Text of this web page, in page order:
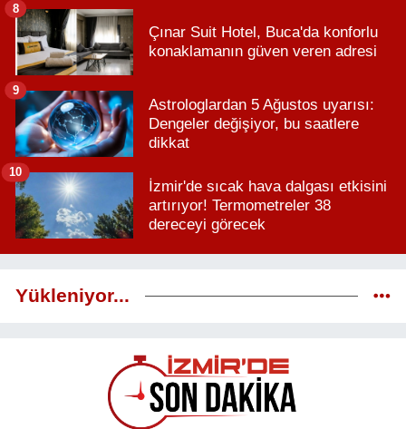
Çınar Suit Hotel, Buca'da konforlu
konaklamanın güven veren adresi
8
Astrologlardan 5 Ağustos uyarısı:
Dengeler değişiyor, bu saatlere
dikkat
9
İzmir'de sıcak hava dalgası etkisini
artırıyor! Termometreler 38
dereceyi görecek
10
Yükleniyor...